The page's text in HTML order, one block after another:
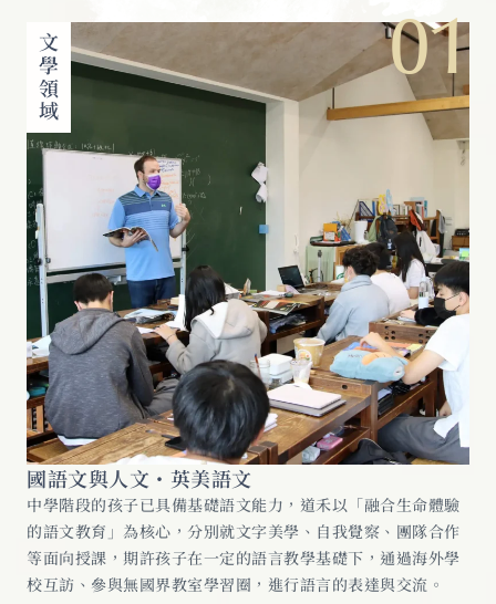
01
文學領域
國語文與人文・英美語文
中學階段的孩子已具備基礎語文能力，道禾以「融合生命體驗
的語文教育」為核心，分別就文字美學、自我覺察、團隊合作
等面向授課，期許孩子在一定的語言教學基礎下，通過海外學
校互訪、參與無國界教室學習圈，進行語言的表達與交流。